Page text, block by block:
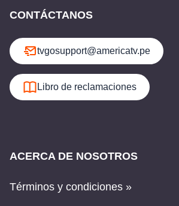
CONTÁCTANOS
tvgosupport@americatv.pe
Libro de reclamaciones
ACERCA DE NOSOTROS
Términos y condiciones »